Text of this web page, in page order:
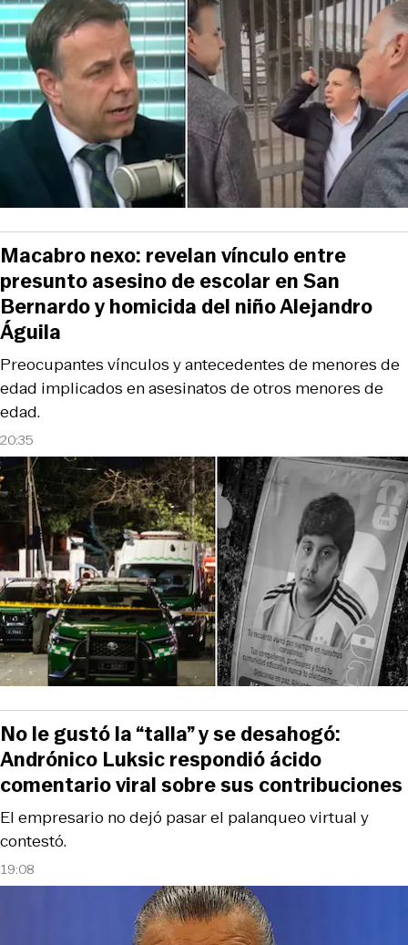
20:35
Preocupantes vínculos y antecedentes de menores de
edad implicados en asesinatos de otros menores de
edad.
Macabro nexo: revelan vínculo entre
presunto asesino de escolar en San
Bernardo y homicida del niño Alejandro
Águila
19:08
El empresario no dejó pasar el palanqueo virtual y
contestó.
No le gustó la “talla” y se desahogó:
Andrónico Luksic respondió ácido
comentario viral sobre sus contribuciones